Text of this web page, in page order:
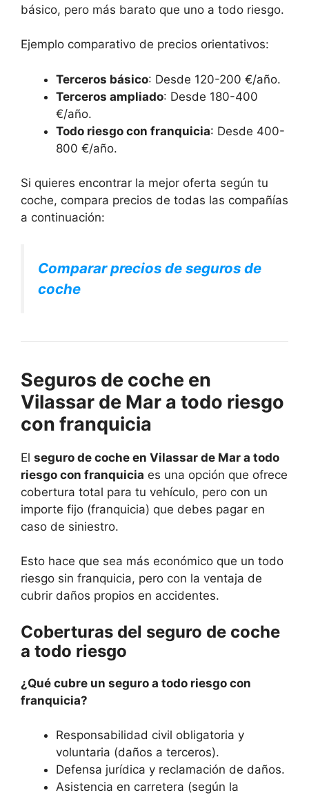
básico, pero más barato que uno a todo riesgo.
Ejemplo comparativo de precios orientativos:
Terceros básico: Desde 120-200 €/año.
Terceros ampliado: Desde 180-400
€/año.
Todo riesgo con franquicia: Desde 400-
800 €/año.
Si quieres encontrar la mejor oferta según tu
coche, compara precios de todas las compañías
a continuación:
Comparar precios de seguros de
coche
Seguros de coche en
Vilassar de Mar a todo riesgo
con franquicia
El seguro de coche en Vilassar de Mar a todo
riesgo con franquicia es una opción que ofrece
cobertura total para tu vehículo, pero con un
importe fijo (franquicia) que debes pagar en
caso de siniestro.
Esto hace que sea más económico que un todo
riesgo sin franquicia, pero con la ventaja de
cubrir daños propios en accidentes.
Coberturas del seguro de coche
a todo riesgo
¿Qué cubre un seguro a todo riesgo con
franquicia?
Responsabilidad civil obligatoria y
voluntaria (daños a terceros).
Defensa jurídica y reclamación de daños.
Asistencia en carretera (según la